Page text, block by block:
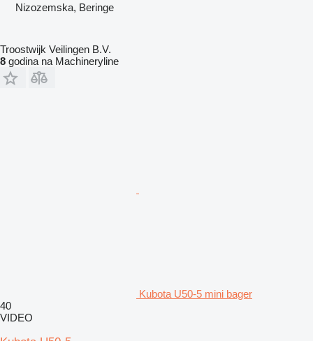
Nizozemska, Beringe
Troostwijk Veilingen B.V.
8 godina na Machineryline
Kubota U50-5 mini bager
40
VIDEO